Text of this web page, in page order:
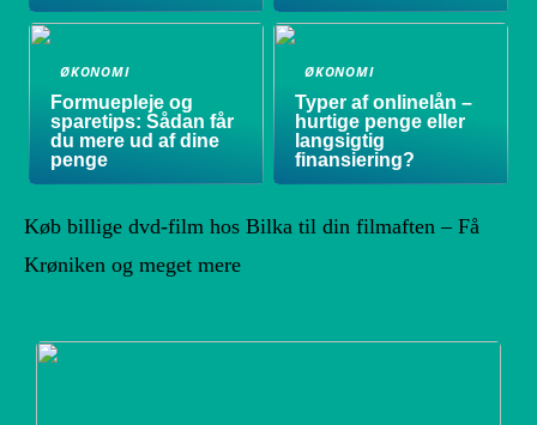
ØKONOMI
Formuepleje og
sparetips: Sådan får
du mere ud af dine
penge
ØKONOMI
Typer af onlinelån –
hurtige penge eller
langsigtig
finansiering?
Køb billige dvd-film hos Bilka til din filmaften – Få
Krøniken og meget mere